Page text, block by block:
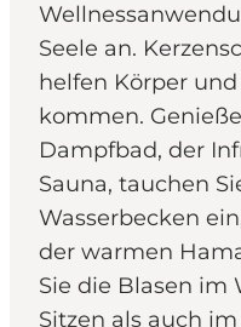
Seele an.
helfen Körper und
kommen.
Dampfbad, der
Sauna, tauchen
Wasserbecken
der warmen
Sie die Blasen im
Sitzen als auch